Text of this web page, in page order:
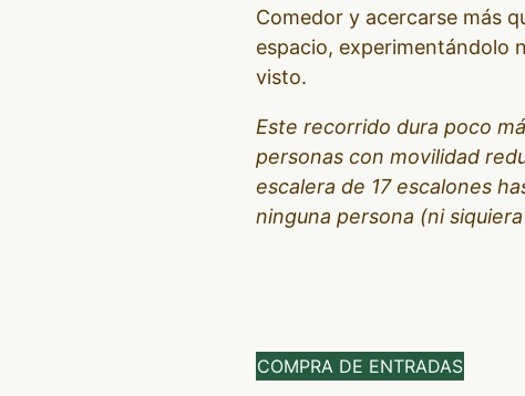
Comedor y acercarse más
espacio, experimentándolo
visto.
Este recorrido dura poco
personas con movilidad
escalera de 17 escalones
ninguna persona (ni
COMPRA DE ENTRADAS